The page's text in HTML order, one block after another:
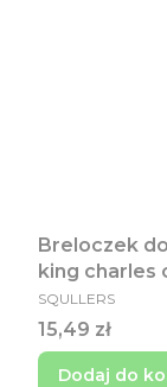
Breloczek
king charles
PRODUCENT
SQULLERS
Cena
15,49 zł
Dodaj do